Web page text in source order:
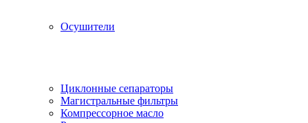
Осушители
Циклонные сепараторы
Магистральные фильтры
Компрессорное масло